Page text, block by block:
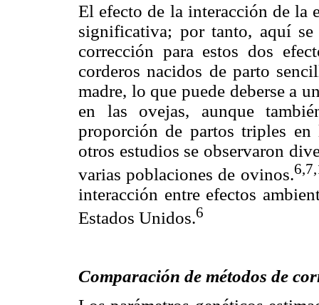
El efecto de la interacción de la
significativa; por tanto, aquí
corrección para estos dos
corderos nacidos de parto
madre, lo que puede deberse a
en las ovejas, aunque
proporción de partos triples
otros estudios se observaron
varias poblaciones de ovinos.6,7,
interacción entre efectos
Estados Unidos.6
Comparación de métodos de